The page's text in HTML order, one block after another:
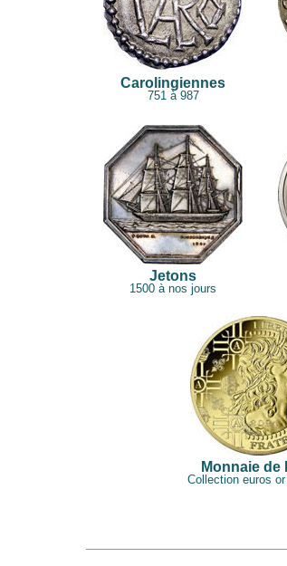
Carolingiennes
751 à 987
Jetons
1500 à nos jours
Monnaie de
Collection euros